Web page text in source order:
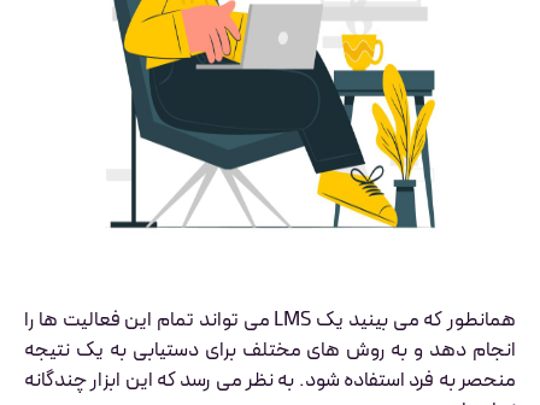
همانطور که می بینید یک LMS می تواند تمام این فعالیت ها را
انجام دهد و به روش های مختلف برای دستیابی به یک نتیجه
منحصر به فرد استفاده شود. به نظر می رسد که این ابزار چندگانه